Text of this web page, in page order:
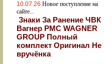
10.07.26 Новое поступление на
сайте...
Знаки За Ранение ЧВК
Вагнер РМС WAGNER
GROUP Полный
комплект Оригинал Не
вручёнка